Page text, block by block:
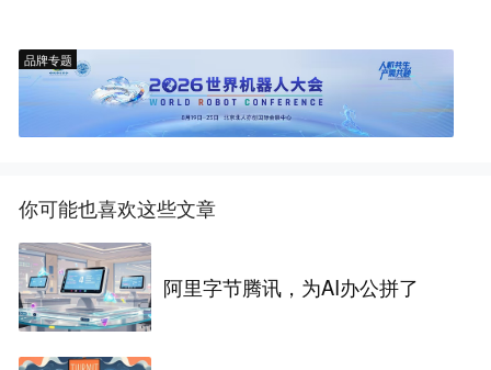
品牌专题
你可能也喜欢这些文章
阿里字节腾讯，为AI办公拼了